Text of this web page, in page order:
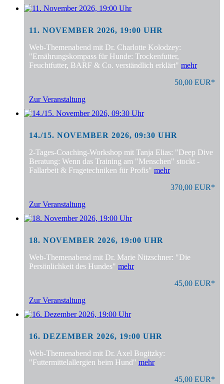
11. NOVEMBER 2026, 19:00 UHR
Web-Themenabend mit Dr. Charlotte Kolodzey:
"Ernährungskompass für Hunde: Trockenfutter,
Feuchtfutter, BARF & Co. verständlich erklärt" mehr
50,00 EUR*
Zur Veranstaltung
14./15. NOVEMBER 2026, 09:30 UHR
2-Tages-Coaching-Workshop mit Tanja Elias: "Deep Dive
Beratung: Wenn das Training am "Menschen" stockt -
Fallarbeit & Fragetechniken für Profis" mehr
370,00 EUR*
Zur Veranstaltung
18. NOVEMBER 2026, 19:00 UHR
Web-Themenabend mit Dr. Marie Nitzschner: "Die
Persönlichkeit des Hundes" mehr
45,00 EUR*
Zur Veranstaltung
16. DEZEMBER 2026, 19:00 UHR
Web-Themenabend mit Dr. Axel Bogitzky:
"Futtermittelallergien beim Hund" mehr
45,00 EUR*